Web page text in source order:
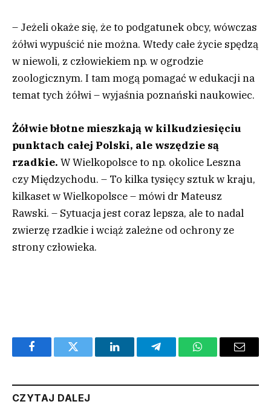
– Jeżeli okaże się, że to podgatunek obcy, wówczas
żółwi wypuścić nie można. Wtedy całe życie spędzą
w niewoli, z człowiekiem np. w ogrodzie
zoologicznym. I tam mogą pomagać w edukacji na
temat tych żółwi – wyjaśnia poznański naukowiec.
Żółwie błotne mieszkają w kilkudziesięciu
punktach całej Polski, ale wszędzie są
rzadkie. W Wielkopolsce to np. okolice Leszna
czy Międzychodu. – To kilka tysięcy sztuk w kraju,
kilkaset w Wielkopolsce – mówi dr Mateusz
Rawski. – Sytuacja jest coraz lepsza, ale to nadal
zwierzę rzadkie i wciąż zależne od ochrony ze
strony człowieka.
FacebookTwitter LinkedInTelegramWhatsAppEmail
CZYTAJ DALEJ